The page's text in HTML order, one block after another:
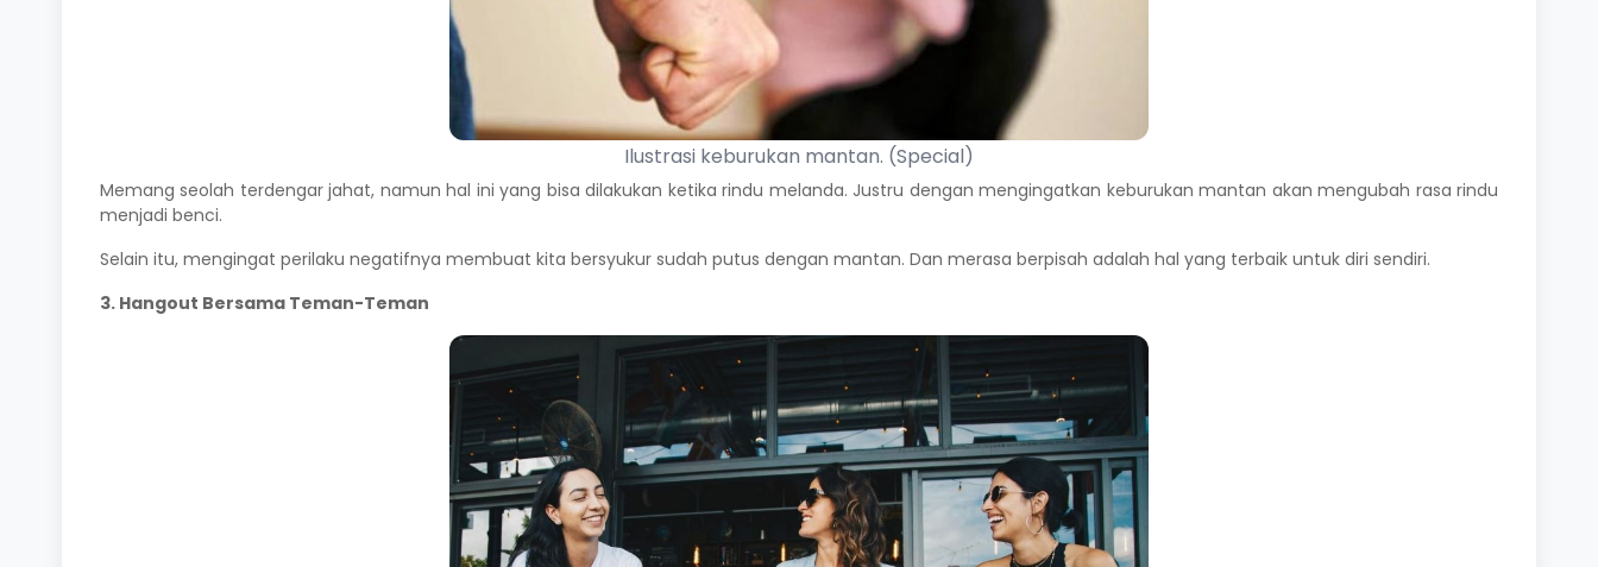
Ilustrasi keburukan mantan. (Special)
Memang seolah terdengar jahat, namun hal ini yang bisa dilakukan ketika rindu melanda. Justru dengan mengingatkan keburukan mantan akan mengubah rasa rindu
menjadi benci.
Selain itu, mengingat perilaku negatifnya membuat kita bersyukur sudah putus dengan mantan. Dan merasa berpisah adalah hal yang terbaik untuk diri sendiri.
3. Hangout Bersama Teman-Teman